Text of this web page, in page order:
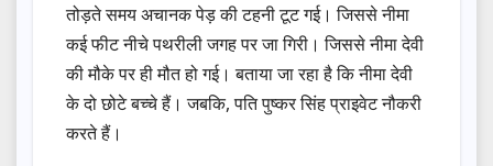
तोड़ते समय अचानक पेड़ की टहनी टूट गई। जिससे नीमा
कई फीट नीचे पथरीली जगह पर जा गिरी। जिससे नीमा देवी
की मौके पर ही मौत हो गई। बताया जा रहा है कि नीमा देवी
के दो छोटे बच्चे हैं। जबकि, पति पुष्कर सिंह प्राइवेट नौकरी
करते हैं।